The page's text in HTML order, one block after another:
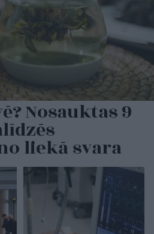
Nosauktas 9
liekā svara